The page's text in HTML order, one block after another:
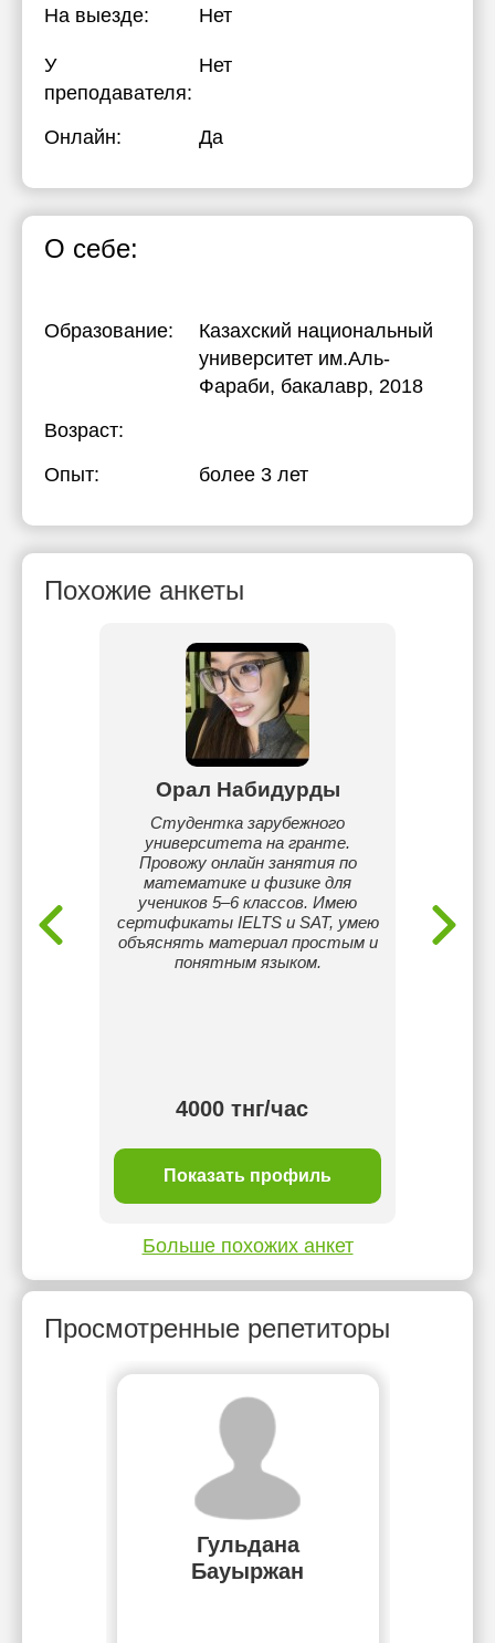
На выезде: Нет
У
преподавателя:
Нет
Онлайн: Да
О себе:
Образование:
Казахский национальный
университет им.Аль-
Фараби, бакалавр, 2018
Возраст:
Опыт:
более 3 лет
Похожие анкеты
Орал Набидурды
Студентка зарубежного
университета на гранте.
Провожу онлайн занятия по
математике и физике для
учеников 5–6 классов. Имею
сертификаты IELTS и SAT, умею
объяснять материал простым и
понятным языком.
4000 тнг/час
Показать профиль
Больше похожих анкет
Просмотренные репетиторы
Гульдана
Бауыржан